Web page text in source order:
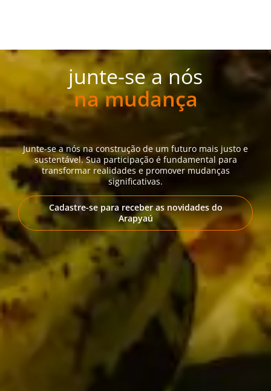
junte-se a nós
na mudança
Junte-se a nós na construção de um futuro mais justo e
sustentável. Sua participação é fundamental para
transformar realidades e promover mudanças
significativas.
Cadastre-se para receber as novidades do
Arapyaú